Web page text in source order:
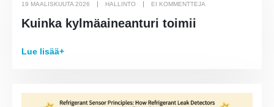
19 MAALISKUUTA 2026 HALLINTO EI KOMMENTTEJA
Kuinka kylmäaineanturi toimii
Lue lisää+